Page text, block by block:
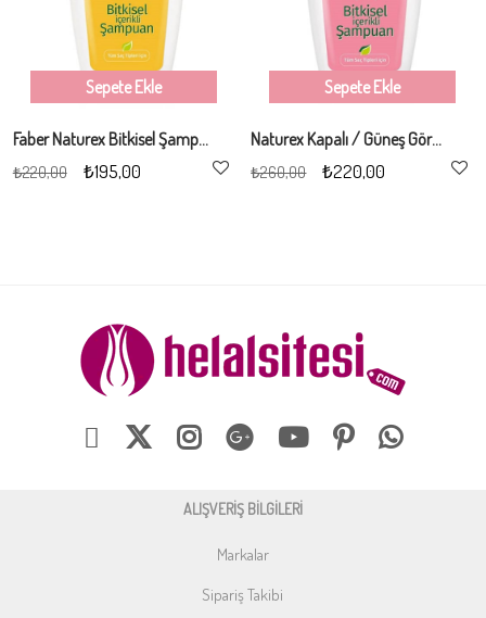
Faber Naturex Bitkisel Şampuan 400Ml (Ballı/Sütlü)
₺195,00
₺220,00
Sepete Ekle
Naturex Kapalı / Güneş Görmeyen Saçlar İçin Şampuan 400Ml
₺220,00
₺260,00
Sepete Ekle
ALIŞVERİŞ BİLGİLERİ
Markalar
Sipariş Takibi